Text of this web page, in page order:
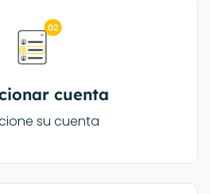
cuenta
su cuenta